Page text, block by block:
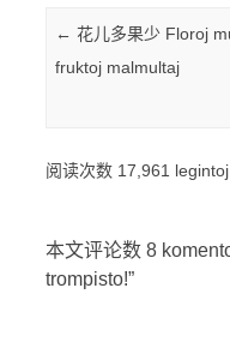
Post navigation
← 花儿多果少 Floroj
fruktoj malmultaj
阅读次数 17,961 legintoj
本文评论数 8
trompisto!”